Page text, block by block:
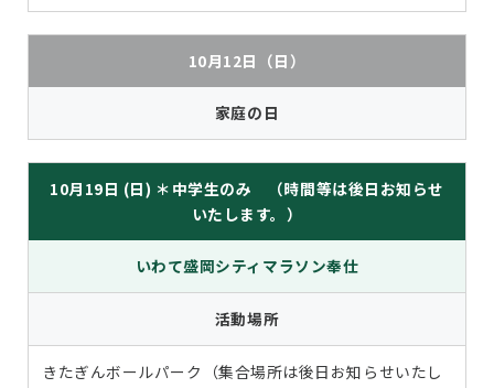
10月12日（日）
家庭の日
10月19日 (日) ＊中学生のみ （時間等は後日お知らせ
いたします。）
いわて盛岡シティマラソン奉仕
活動場所
きたぎんボールパーク（集合場所は後日お知らせいたし